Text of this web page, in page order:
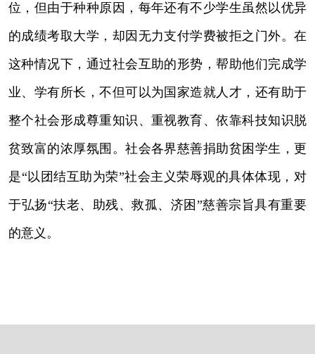
位，但由于种种原因，每年还有不少学生虽然以优异
的成绩考取大学，却因无力支付学费被拒之门外。在
这种情况下，通过社会互助的形势，帮助他们完成学
业、学有所长，不但可以为国家造就人才，还有助于
整个社会形成尊重知识、重视教育、依靠科技知识脱
贫致富的浓厚氛围。社会各界慈善捐助贫困学生，更
是“以团结互助为荣”社会主义荣辱观的具体体现，对
于弘扬“扶老、助残、救孤、济困”慈善宗旨具有重要
的意义。